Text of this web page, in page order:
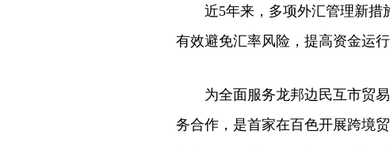
近5年来，多项外汇管理新措施
有效避免汇率风险，提高资金运
为全面服务龙邦边民互市贸易
务合作，是首家在百色开展跨境